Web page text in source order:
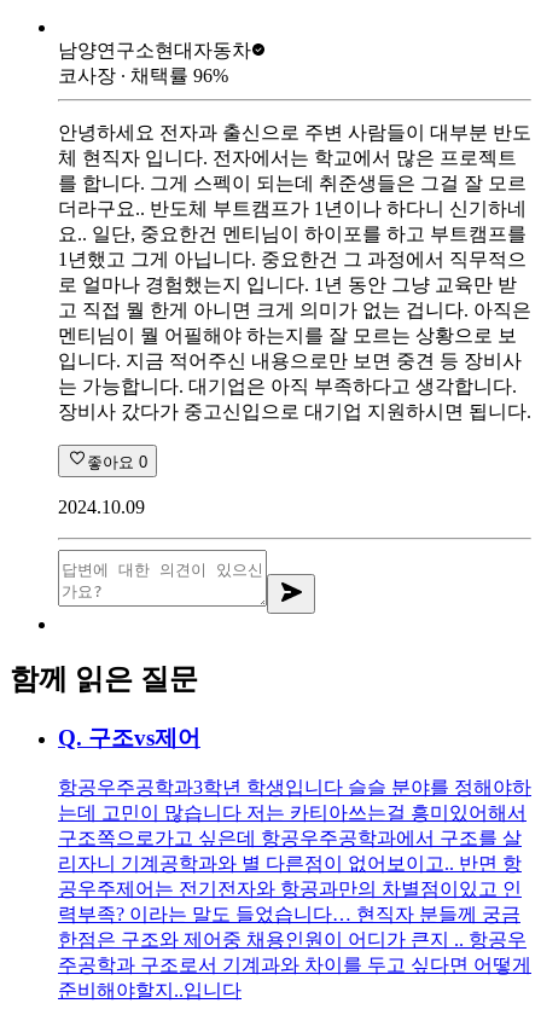
남양연구소현대자동차
코사장 ∙ 채택률 96%
안녕하세요 전자과 출신으로 주변 사람들이 대부분 반도
체 현직자 입니다. 전자에서는 학교에서 많은 프로젝트
를 합니다. 그게 스펙이 되는데 취준생들은 그걸 잘 모르
더라구요.. 반도체 부트캠프가 1년이나 하다니 신기하네
요.. 일단, 중요한건 멘티님이 하이포를 하고 부트캠프를
1년했고 그게 아닙니다. 중요한건 그 과정에서 직무적으
로 얼마나 경험했는지 입니다. 1년 동안 그냥 교육만 받
고 직접 뭘 한게 아니면 크게 의미가 없는 겁니다. 아직은
멘티님이 뭘 어필해야 하는지를 잘 모르는 상황으로 보
입니다. 지금 적어주신 내용으로만 보면 중견 등 장비사
는 가능합니다. 대기업은 아직 부족하다고 생각합니다.
장비사 갔다가 중고신입으로 대기업 지원하시면 됩니다.
좋아요 0
2024.10.09
함께 읽은 질문
Q. 구조vs제어
항공우주공학과3학년 학생입니다 슬슬 분야를 정해야하
는데 고민이 많습니다 저는 카티아쓰는걸 흥미있어해서
구조쪽으로가고 싶은데 항공우주공학과에서 구조를 살
리자니 기계공학과와 별 다른점이 없어보이고.. 반면 항
공우주제어는 전기전자와 항공과만의 차별점이있고 인
력부족? 이라는 말도 들었습니다… 현직자 분들께 궁금
한점은 구조와 제어중 채용인원이 어디가 큰지 .. 항공우
주공학과 구조로서 기계과와 차이를 두고 싶다면 어떻게
준비해야할지..입니다